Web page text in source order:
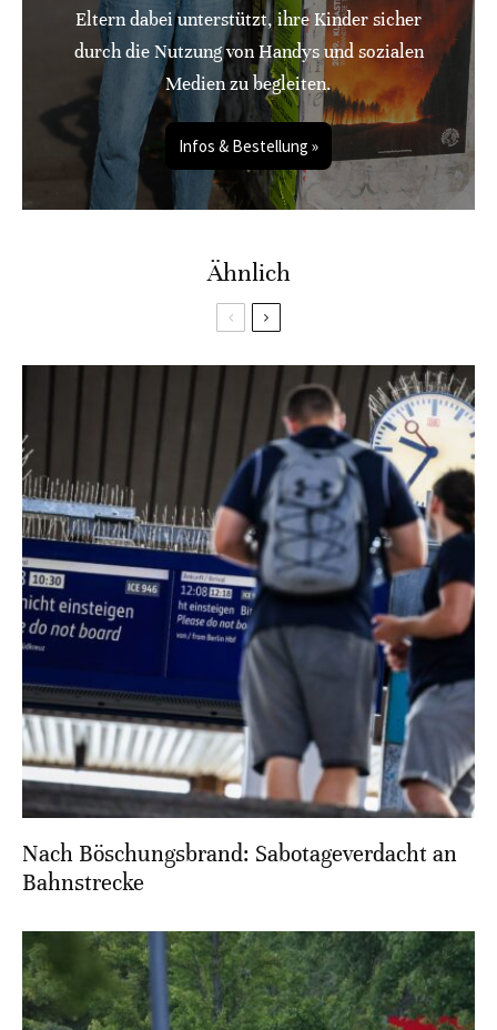
Eltern dabei unterstützt, ihre Kinder sicher
durch die Nutzung von Handys und sozialen
Medien zu begleiten.
Infos & Bestellung »
Ähnlich
Nach Böschungsbrand: Sabotageverdacht an
Bahnstrecke